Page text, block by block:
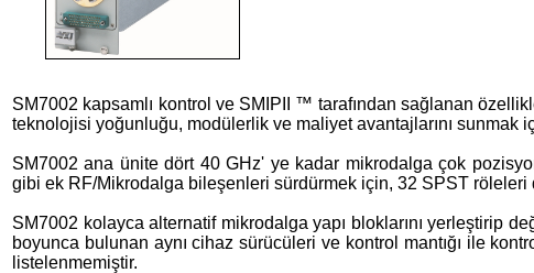
SM7002 kapsamlı kontrol ve SMIPII ™ tarafından sağlanan
teknolojisi yoğunluğu, modülerlik ve maliyet avantajlarını sunmak
SM7002 ana ünite dört 40 GHz' ye kadar mikrodalga çok
gibi ek RF/Mikrodalga bileşenleri sürdürmek için, 32 SPST röleleri
SM7002 kolayca alternatif mikrodalga yapı bloklarını yerleştirip
boyunca bulunan aynı cihaz sürücüleri ve kontrol mantığı ile
listelenmemiştir.